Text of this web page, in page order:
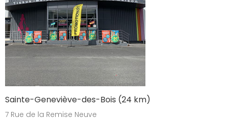
Sainte-Geneviève-des-Bois (24 km)
7 Rue de la Remise Neuve